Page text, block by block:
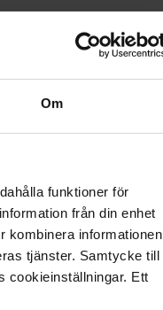
Om
funktioner för
från din enhet
kombinera informationen
tjänster. Samtycke till
cookieinställningar. Ett